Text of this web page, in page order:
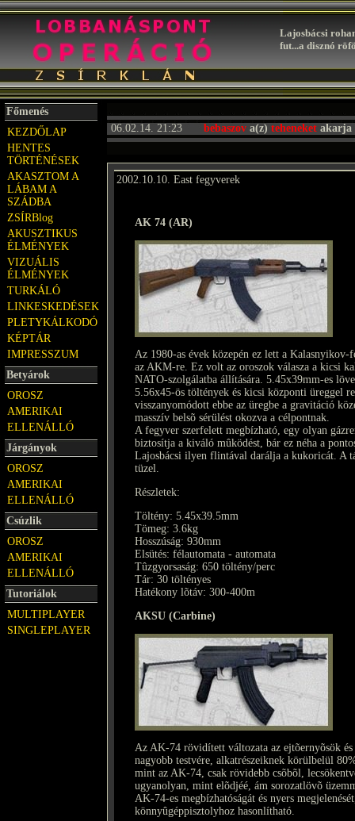
Lajosbácsi
fut...a disznó
Főmenés
KEZDŐLAP
HENTES
TÖRTÉNÉSEK
AKASZTOM A
LÁBAM A
SZÁDBA
ZSÍRBlog
AKUSZTIKUS
ÉLMÉNYEK
VIZUÁLIS
ÉLMÉNYEK
TURKÁLÓ
LINKESKEDÉSEK
PLETYKÁLKODÓ
KÉPTÁR
IMPRESSZUM
Betyárok
OROSZ
AMERIKAI
ELLENÁLLÓ
Járgányok
OROSZ
AMERIKAI
ELLENÁLLÓ
Csúzlik
OROSZ
AMERIKAI
ELLENÁLLÓ
Tutoriálok
MULTIPLAYER
SINGLEPLAYER
06.02.14. 21:23 bebaszov a(z) teheneket akarja
2002.10.10. East fegyverek
AK 74 (AR)
Az 1980-as évek közepén ez lett a
az AKM-re. Ez volt az oroszok válasza a kicsi
NATO-szolgálatba állítására. 5.45x39mm-es
5.56x45-ös töltények és kicsi központi üreggel
visszanyomódott ebbe az üregbe a gravitáció
masszív belsõ sérülést okozva a célpontnak.
A fegyver szerfelett megbízható, egy olyan
biztosítja a kiváló mûködést, bár ez néha a
Lajosbácsi ilyen flintával darálja a kukoricát. A
tüzel.
Részletek:
Töltény: 5.45x39.5mm
Tömeg: 3.6kg
Hosszúság: 930mm
Elsütés: félautomata - automata
Tûzgyorsaság: 650 töltény/perc
Tár: 30 töltényes
Hatékony lõtáv: 300-400m
AKSU (Carbine)
Az AK-74 rövidített változata az ejtõernyõsök
nagyobb testvére, alkatrészeiknek körülbelül
mint az AK-74, csak rövidebb csõbõl,
ugyanolyan, mint elõdjéé, ám sorozatlövõ
AK-74-es megbízhatóságát és nyers
könnyûgéppisztolyhoz hasonlítható.